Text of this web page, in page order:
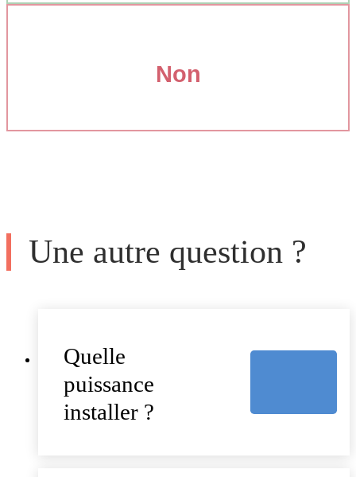
Non
Une autre question ?
Quelle
puissance
installer ?